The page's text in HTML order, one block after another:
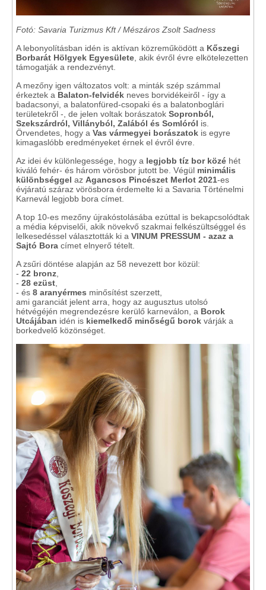
Fotó: Savaria Turizmus Kft / Mészáros Zsolt Sadness
A lebonyolításban idén is aktívan közreműködött a Kőszegi
Borbarát Hölgyek Egyesülete , akik évről évre elkötelezetten
támogatják a rendezvényt.
A mezőny igen változatos volt: a minták szép számmal
érkeztek a Balaton-felvidék neves borvidékeiről - így a
badacsonyi, a balatonfüred-csopaki és a balatonboglári
területekről -, de jelen voltak borászatok Sopronból,
Szekszárdról, Villányból, Zalából és Somlóról is.
Örvendetes, hogy a Vas vármegyei borászatok is egyre
kimagaslóbb eredményeket érnek el évről évre.
Az idei év különlegessége, hogy a legjobb tíz bor közé hét
kiváló fehér- és három vörösbor jutott be. Végül minimális
különbséggel az Agancsos Pincészet Merlot 2021-es
évjáratú száraz vörösbora érdemelte ki a Savaria Történelmi
Karnevál legjobb bora címet.
A top 10-es mezőny újrakóstolásába ezúttal is bekapcsolódtak
a média képviselői, akik növekvő szakmai felkészültséggel és
lelkesedéssel választották ki a VINUM PRESSUM - azaz a
Sajtó Bora címet elnyerő tételt.
A zsűri döntése alapján az 58 nevezett bor közül:
- 22 bronz
- 28 ezüst
- és 8 aranyérmes minősítést szerzett,
ami garanciát jelent arra, hogy az augusztus utolsó
hétvégéjén megrendezésre kerülő karneválon, a Borok
Utcájában idén is kiemelkedő minőségű borok várják a
borkedvelő közönséget.